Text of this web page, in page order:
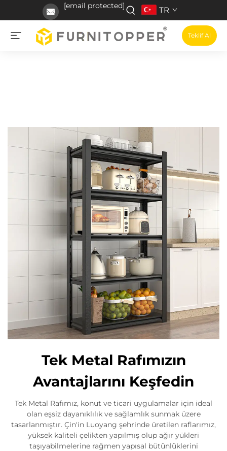
[email protected] TR
Teklif Al
Tek Metal Rafımızın
Avantajlarını Keşfedin
Tek Metal Rafımız, konut ve ticari uygulamalar için ideal
olan eşsiz dayanıklılık ve sağlamlık sunmak üzere
tasarlanmıştır. Çin'in Luoyang şehrinde üretilen raflarımız,
yüksek kaliteli çelikten yapılmış olup ağır yükleri
taşıyabilmelerine rağmen yapısal bütünlüklerini